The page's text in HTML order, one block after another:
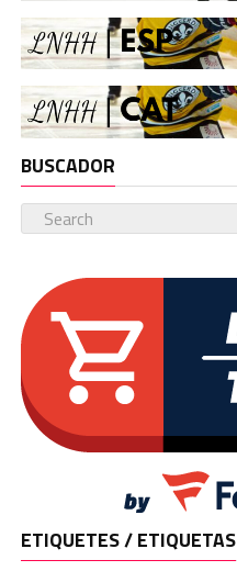
BUSCADOR
ETIQUETES / ETIQUETAS